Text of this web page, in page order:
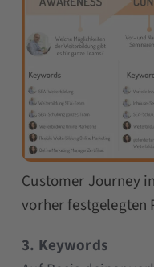
Customer Journey
vorher festgelegten
3. Keywords